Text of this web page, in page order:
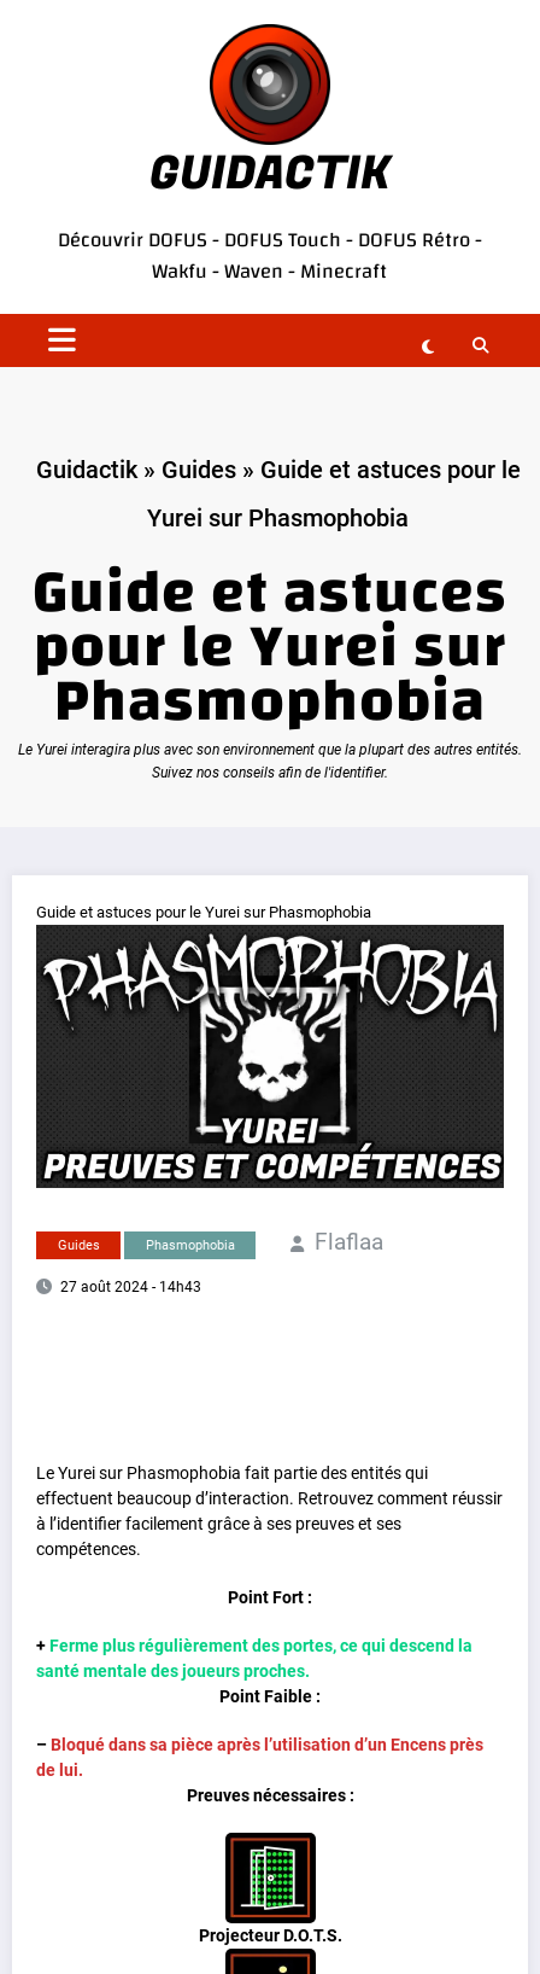
GUIDACTIK
DécouvrirDOFUS-DOFUS Touch-DOFUS Rétro-
Wakfu-Waven-Minecraft
Guidactik» Guides» Guide et astuces pour le
Yurei sur Phasmophobia
Guide et astuces
pour le Yurei sur
Phasmophobia
Le Yurei interagira plus avec son environnement que la plupart des autres entités.
Suivez nos conseils afin de l'identifier.
Guide et astuces pour le Yurei sur Phasmophobia
Guides Phasmophobia Flaflaa
27 août 2024 - 14h43
Le Yurei sur Phasmophobia fait partie des entités qui
effectuent beaucoup d’interaction. Retrouvez comment réussir
à l’identifier facilement grâce à ses preuves et ses
compétences.
Point Fort :
+Ferme plus régulièrement des portes, ce qui descend la
santé mentale des joueurs proches.
Point Faible :
– Bloqué dans sa pièce après l’utilisation d’un Encens près
de lui.
Preuves nécessaires :
Projecteur D.O.T.S.